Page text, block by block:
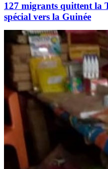
127 migrants quittent la
spécial vers la Guinée